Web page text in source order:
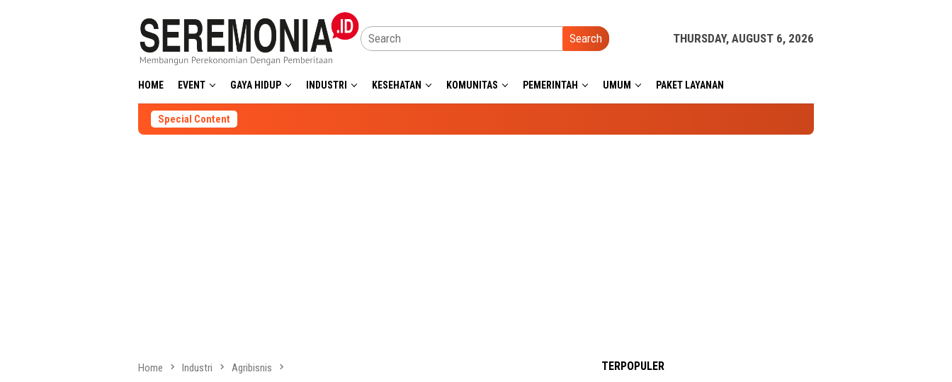
Search THURSDAY, AUGUST 6, 2026
HOME EVENT GAYA HIDUP INDUSTRI KESEHATAN KOMUNITAS PEMERINTAH UMUM PAKET LAYANAN
Special Content
Home Industri Agribisnis TERPOPULER